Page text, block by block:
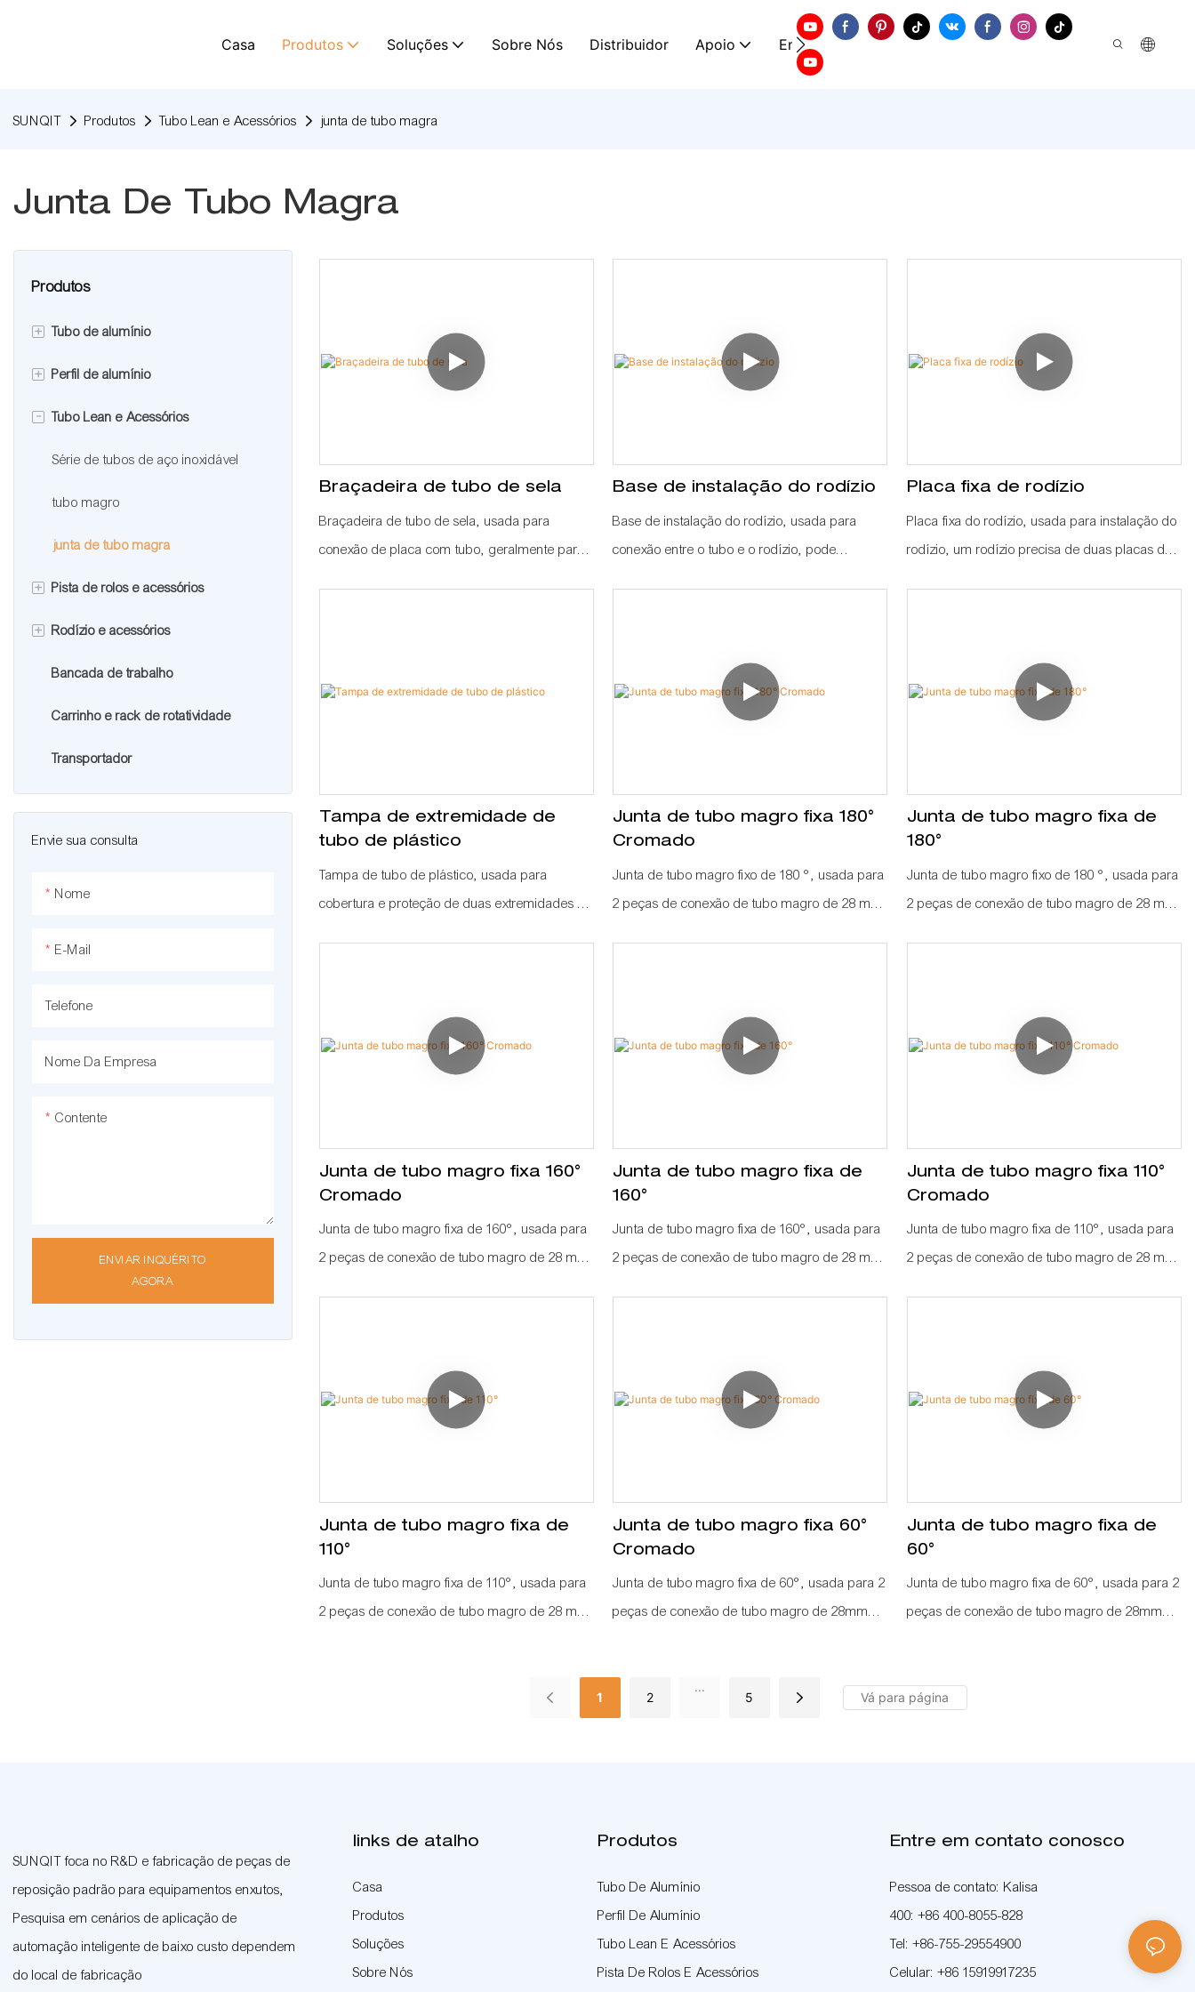
Casa Produtos Soluções Sobre Nós Distribuidor Apoio Entre Em Contato Conosco
SUNQIT Produtos Tubo Lean e Acessórios junta de tubo magra
Junta De Tubo Magra
Produtos
+ Tubo de alumínio
Tubo magro de alumínio
Acessórios para tubos de alumínio
+ Perfil de alumínio
Perfil de extrusão de alumínio
Acessórios para perfis de alumínio
- Tubo Lean e Acessórios
Série de tubos de aço inoxidável
tubo magro
junta de tubo magra
+ Pista de rolos e acessórios
Pista de rolo
Conector de pista de rolos
+ Rodízio e acessórios
Roda giratória
Acessórios para rodízios
Bancada de trabalho
Carrinho e rack de rotatividade
Transportador
Envie sua consulta
Nome
E-Mail
Telefone
Nome Da Empresa
Contente
ENVIAR INQUÉRITO
AGORA
Braçadeira de tubo de sela
Braçadeira de tubo de sela, usada para
conexão de placa com tubo, geralmente para
Base de instalação do rodízio
Base de instalação do rodízio, usada para
conexão entre o tubo e o rodízio, pode
Placa fixa de rodízio
Placa fixa do rodízio, usada para instalação do
rodízio, um rodízio precisa de duas placas de
Tampa de extremidade de
tubo de plástico
Tampa de tubo de plástico, usada para
cobertura e proteção de duas extremidades de
Junta de tubo magro fixa 180°
Cromado
Junta de tubo magro fixo de 180 °, usada para
2 peças de conexão de tubo magro de 28 mm
Junta de tubo magro fixa de
180°
Junta de tubo magro fixo de 180 °, usada para
2 peças de conexão de tubo magro de 28 mm
Junta de tubo magro fixa 160°
Cromado
Junta de tubo magro fixa de 160°, usada para
2 peças de conexão de tubo magro de 28 mm
Junta de tubo magro fixa de
160°
Junta de tubo magro fixa de 160°, usada para
2 peças de conexão de tubo magro de 28 mm
Junta de tubo magro fixa 110°
Cromado
Junta de tubo magro fixa de 110°, usada para
2 peças de conexão de tubo magro de 28 mm
Junta de tubo magro fixa de
110°
Junta de tubo magro fixa de 110°, usada para
2 peças de conexão de tubo magro de 28 mm
Junta de tubo magro fixa 60°
Cromado
Junta de tubo magro fixa de 60°, usada para 2
peças de conexão de tubo magro de 28mm
Junta de tubo magro fixa de
60°
Junta de tubo magro fixa de 60°, usada para 2
peças de conexão de tubo magro de 28mm
1 2
...
5
SUNQIT foca no R&D e fabricação de peças de
reposição padrão para equipamentos enxutos,
Pesquisa em cenários de aplicação de
automação inteligente de baixo custo dependem
do local de fabricação
links de atalho
Casa
Produtos
Soluções
Sobre Nós
Produtos
Tubo De Alumínio
Perfil De Alumínio
Tubo Lean E Acessórios
Pista De Rolos E Acessórios
Entre em contato conosco
Pessoa de contato: Kalisa
400: +86 400-8055-828
Tel: +86-755-29554900
Celular: +86 15919917235